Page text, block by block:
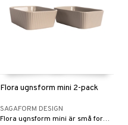
Flora ugnsform mini 2-pack
SAGAFORM DESIGN
Flora ugnsform mini är små formar i floraserien och likt sina syskon är den gjord av tåligt stengods och har ett vackert randmönster.